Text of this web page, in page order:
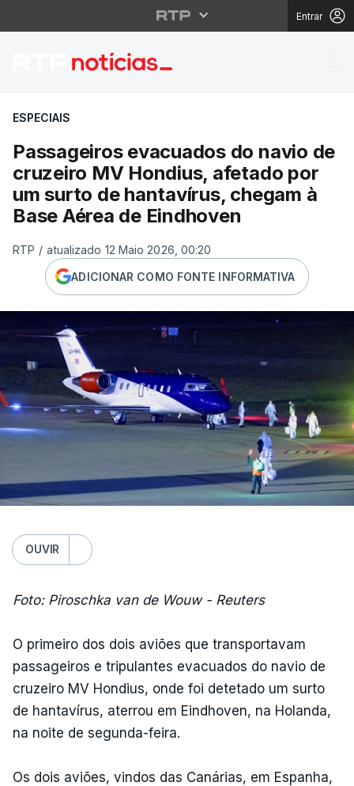
Entrar
Passageiros
ESPECIAIS
Passageiros evacuados do navio de
cruzeiro MV Hondius, afetado por
um surto de hantavírus, chegam à
Base Aérea de Eindhoven
RTP / atualizado 12 Maio 2026, 00:20
ADICIONAR COMO FONTE INFORMATIVA
OUVIR
Foto: Piroschka van de Wouw - Reuters
O primeiro dos dois aviões que transportavam
passageiros e tripulantes evacuados do navio de
cruzeiro MV Hondius, onde foi detetado um surto
de hantavírus, aterrou em Eindhoven, na Holanda,
na noite de segunda-feira.
Os dois aviões, vindos das Canárias, em Espanha,